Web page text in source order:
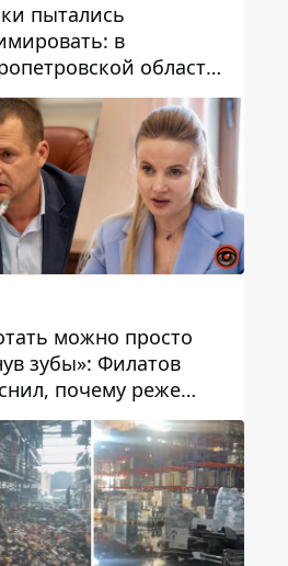
пытались
в
области
мальчик утонул
можно просто
зубы»: Филатов
почему реже
в соцсетях и
медийность